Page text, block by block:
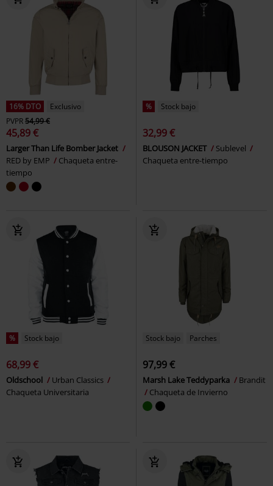
16% DTO
Exclusivo
PVPR54,99 €
45,89 €
Larger Than Life Bomber Jacket
RED by EMP
Chaqueta entre-
tiempo
% Stock bajo
32,99 €
BLOUSON JACKET
Sublevel
Chaqueta entre-tiempo
% Stock bajo
68,99 €
Oldschool
Urban Classics
Chaqueta Universitaria
Stock bajo Parches
97,99 €
Marsh Lake Teddyparka
Brandit
Chaqueta de Invierno